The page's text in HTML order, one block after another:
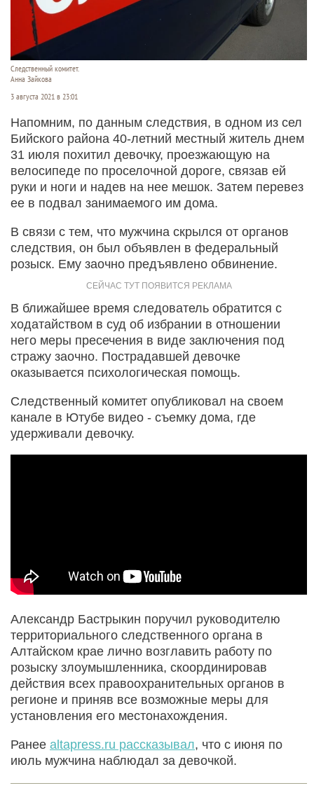
Следственный комитет.
Анна Зайкова
3 августа 2021 в 23:01
Напомним, по данным следствия, в одном из сел
Бийского района 40-летний местный житель днем
31 июля похитил девочку, проезжающую на
велосипеде по проселочной дороге, связав ей
руки и ноги и надев на нее мешок. Затем перевез
ее в подвал занимаемого им дома.
В связи с тем, что мужчина скрылся от органов
следствия, он был объявлен в федеральный
розыск. Ему заочно предъявлено обвинение.
В ближайшее время следователь обратится с
ходатайством в суд об избрании в отношении
него меры пресечения в виде заключения под
стражу заочно. Пострадавшей девочке
оказывается психологическая помощь.
Следственный комитет опубликовал на своем
канале в Ютубе видео - съемку дома, где
удерживали девочку.
Александр Бастрыкин поручил руководителю
территориального следственного органа в
Алтайском крае лично возглавить работу по
розыску злоумышленника, скоординировав
действия всех правоохранительных органов в
регионе и приняв все возможные меры для
установления его местонахождения.
Ранее altapress.ru рассказывал, что с июня по
июль мужчина наблюдал за девочкой.